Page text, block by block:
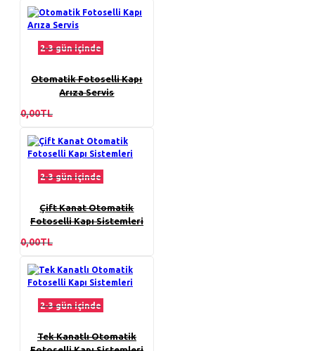
2-3 gün içinde
Otomatik Fotoselli Kapı
Arıza Servis
0,00TL
2-3 gün içinde
Çift Kanat Otomatik
Fotoselli Kapı Sistemleri
0,00TL
2-3 gün içinde
Tek Kanatlı Otomatik